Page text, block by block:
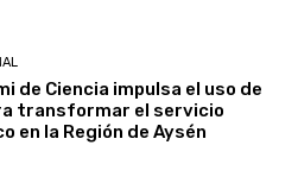
de Ciencia impulsa el uso de
transformar el servicio
en la Región de Aysén